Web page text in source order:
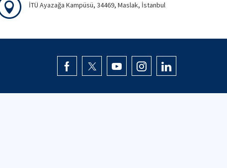
İTÜ Ayazağa Kampüsü, 34469, Maslak, İstanbul